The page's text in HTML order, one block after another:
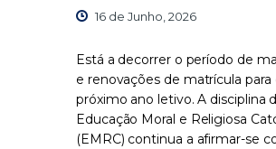
16 de Junho, 2026
Está a decorrer o período de
e renovações de matrícula para
próximo ano letivo. A disciplina
Educação Moral e Religiosa
(EMRC) continua a afirmar-se